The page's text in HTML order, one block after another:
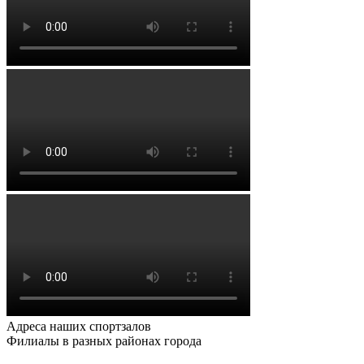
Адреса наших спортзалов
Филиалы в разных районах города